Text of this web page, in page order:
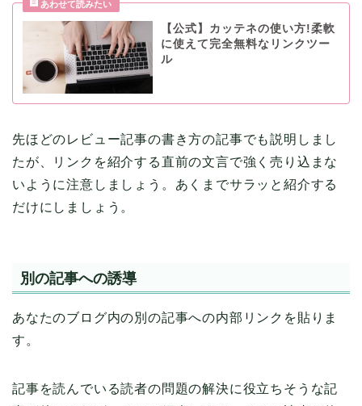
【公式】カッテネの使い方!柔軟
に使えて完全無料なリンクツー
ル
先ほどのレビュー記事の書き方の記事でも説明しまし
たが、リンクを紹介する直前の文言で強く売り込まな
いように注意しましょう。あくまでサラッと紹介する
だけにしましょう。
別の記事への誘導
あなたのブログ内の別の記事への内部リンクを貼りま
す。
記事を読んでいる読者の問題の解決に役立ちそうな記